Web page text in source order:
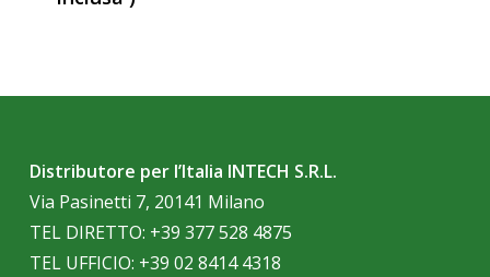
Distributore per l’Italia INTECH S.R.L.
Via Pasinetti 7, 20141 Milano
TEL DIRETTO: +39 377 528 4875
TEL UFFICIO: +39 02 8414 4318